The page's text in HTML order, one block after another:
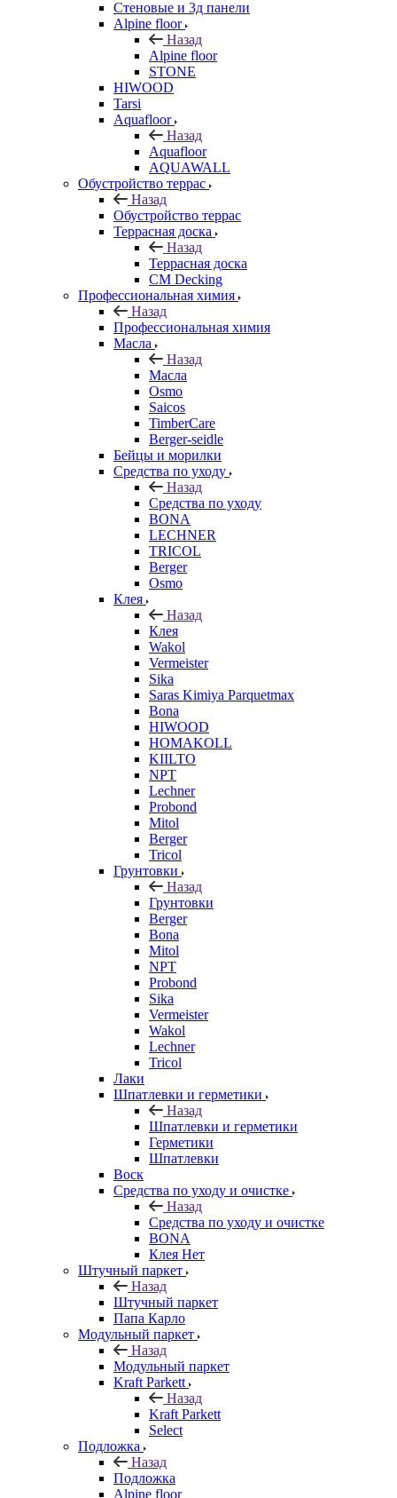
Стеновые и 3д панели
Alpine floor
Назад
Alpine floor
STONE
HIWOOD
Tarsi
Aquafloor
Назад
Aquafloor
AQUAWALL
Обустройство террас
Назад
Обустройство террас
Террасная доска
Назад
Террасная доска
CM Decking
Профессиональная химия
Назад
Профессиональная химия
Масла
Назад
Масла
Osmo
Saicos
TimberCare
Berger-seidle
Бейцы и морилки
Средства по уходу
Назад
Средства по уходу
BONA
LECHNER
TRICOL
Berger
Osmo
Клея
Назад
Клея
Wakol
Vermeister
Sika
Saras Kimiya Parquetmax
Bona
HIWOOD
HOMAKOLL
KIILTO
NPT
Lechner
Probond
Mitol
Berger
Tricol
Грунтовки
Назад
Грунтовки
Berger
Bona
Mitol
NPT
Probond
Sika
Vermeister
Wakol
Lechner
Tricol
Лаки
Шпатлевки и герметики
Назад
Шпатлевки и герметики
Герметики
Шпатлевки
Воск
Средства по уходу и очистке
Назад
Средства по уходу и очистке
BONA
Клея Нет
Штучный паркет
Назад
Штучный паркет
Папа Карло
Модульный паркет
Назад
Модульный паркет
Kraft Parkett
Назад
Kraft Parkett
Select
Подложка
Назад
Подложка
Alpine floor